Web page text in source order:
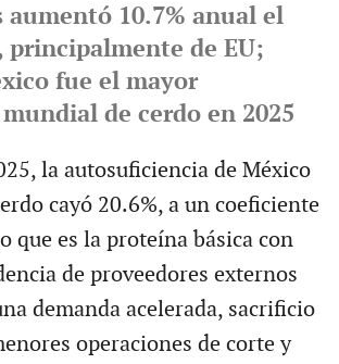
aumentó 10.7% anual el
principalmente de EU;
fue el mayor
de cerdo en 2025
la autosuficiencia de México
cayó 20.6%, a un coeficiente
que es la proteína básica con
de proveedores externos
demanda acelerada, sacrificio
operaciones de corte y